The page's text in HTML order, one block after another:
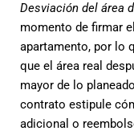
Desviación del área
momento de firmar
apartamento, por lo
que el área real
mayor de lo
contrato estipule
adicional o